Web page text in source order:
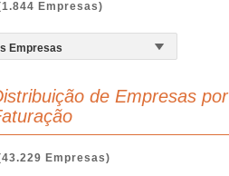
Empresas)
de Empresas por
Empresas)